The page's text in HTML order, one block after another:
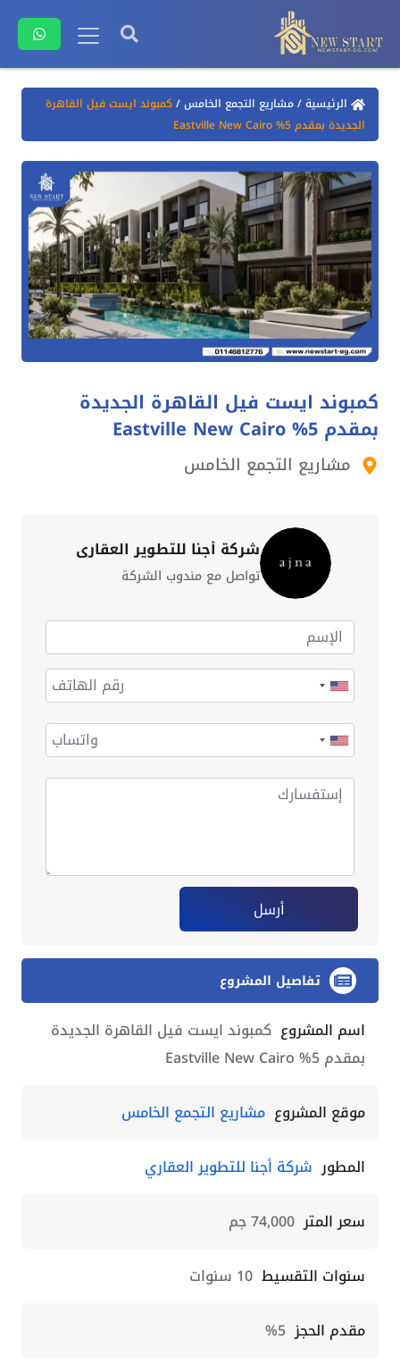
الرئيسية/مشاريع التجمع الخامس/كمبوند ايست فيل القاهرة
الجديدة بمقدم 5% Eastville New Cairo
كمبوند ايست فيل القاهرة الجديدة
بمقدم 5% Eastville New Cairo
مشاريع التجمع الخامس
شركة أجنا للتطوير العقاري
تواصل مع مندوب الشركة
أرسل
تفاصيل المشروع
اسم المشروع كمبوند ايست فيل القاهرة الجديدة
بمقدم 5% Eastville New Cairo
موقع المشروع مشاريع التجمع الخامس
المطور شركة أجنا للتطوير العقاري
سعر المتر 74,000 جم
سنوات التقسيط 10 سنوات
مقدم الحجز 5%